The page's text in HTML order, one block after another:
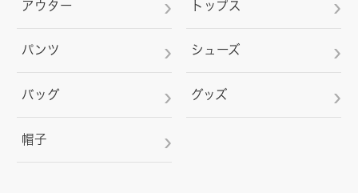
アウター トップス
パンツ シューズ
バッグ グッズ
帽子